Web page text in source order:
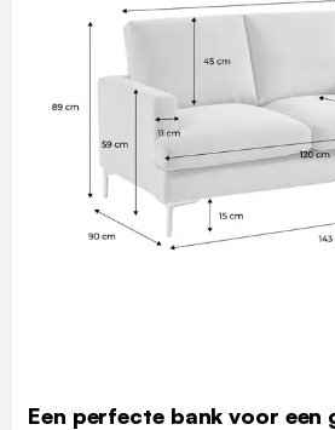
Een perfecte bank voor een